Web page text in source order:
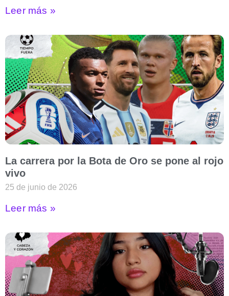
Leer más »
La carrera por la Bota de Oro se pone al rojo
vivo
25 de junio de 2026
Leer más »